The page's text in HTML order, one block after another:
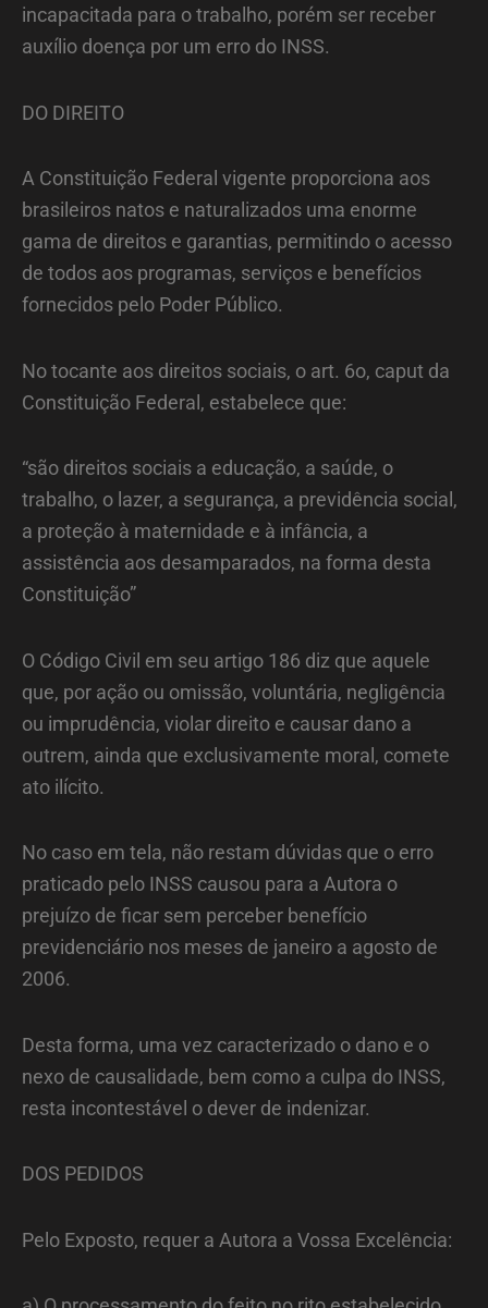
incapacitada para o trabalho, porém ser receber
auxílio doença por um erro do INSS.
DO DIREITO
A Constituição Federal vigente proporciona aos
brasileiros natos e naturalizados uma enorme
gama de direitos e garantias, permitindo o acesso
de todos aos programas, serviços e benefícios
fornecidos pelo Poder Público.
No tocante aos direitos sociais, o art. 6o, caput da
Constituição Federal, estabelece que:
“são direitos sociais a educação, a saúde, o
trabalho, o lazer, a segurança, a previdência social,
a proteção à maternidade e à infância, a
assistência aos desamparados, na forma desta
Constituição”
O Código Civil em seu artigo 186 diz que aquele
que, por ação ou omissão, voluntária, negligência
ou imprudência, violar direito e causar dano a
outrem, ainda que exclusivamente moral, comete
ato ilícito.
No caso em tela, não restam dúvidas que o erro
praticado pelo INSS causou para a Autora o
prejuízo de ficar sem perceber benefício
previdenciário nos meses de janeiro a agosto de
2006.
Desta forma, uma vez caracterizado o dano e o
nexo de causalidade, bem como a culpa do INSS,
resta incontestável o dever de indenizar.
DOS PEDIDOS
Pelo Exposto, requer a Autora a Vossa Excelência: